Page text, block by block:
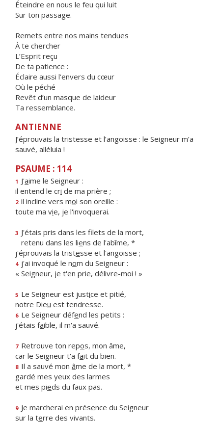
Éteindre en nous le feu qui luit
Sur ton passage.
Remets entre nos mains tendues
À te chercher
L’Esprit reçu
De ta patience :
Éclaire aussi l’envers du cœur
Où le péché
Revêt d’un masque de laideur
Ta ressemblance.
ANTIENNE
J’éprouvais la tristesse et l’angoisse : le Seigneur m’a
sauvé, alléluia !
PSAUME : 114
1 J'aime le Seigneur :
il entend le cri de ma prière ;
2 il incline vers moi son oreille :
toute ma vie, je l'invoquerai.
3 J'étais pris dans les filets de la mort,
retenu dans les liens de l'abîme, *
j'éprouvais la tristesse et l'angoisse ;
4 j'ai invoqué le nom du Seigneur :
« Seigneur, je t'en prie, délivre-moi ! »
5 Le Seigneur est justice et pitié,
notre Dieu est tendresse.
6 Le Seigneur défend les petits :
j'étais faible, il m'a sauvé.
7 Retrouve ton repos, mon âme,
car le Seigneur t'a fait du bien.
8 Il a sauvé mon âme de la mort, *
gardé mes yeux des larmes
et mes pieds du faux pas.
9 Je marcherai en présence du Seigneur
sur la terre des vivants.